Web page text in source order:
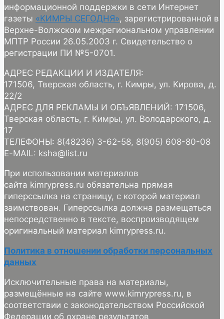
информационной поддержки в сети Интернет
газеты «КИМРЫ СЕГОДНЯ», зарегистрированной в
Верхне-Волжском межрегиональном управлении
МПТР России 26.05.2003 г. Свидетельство о
регистрации ПИ №5-0701.
АДРЕС РЕДАКЦИИ И ИЗДАТЕЛЯ:
171506, Тверская область, г. Кимры, ул. Кирова, д.
22/2
АДРЕС ДЛЯ РЕКЛАМЫ И ОБЪЯВЛЕНИЙ: 171506,
Тверская область, г. Кимры, ул. Володарского, д.
17
ТЕЛЕФОНЫ: 8(48236) 3-62-58, 8(905) 608-80-08
E-MAIL: ksha@list.ru
При использовании материалов
сайта kimrypress.ru обязательна прямая
гиперссылка на страницу, с которой материал
заимствован. Гиперссылка должна размещаться
непосредственно в тексте, воспроизводящем
оригинальный материал kimrypress.ru.
Политика в отношении обработки персональных
данных
Исключительные права на материалы,
размещённые на сайте www.kimrypress.ru, в
соответствии с законодательством Российской
Федерации об охране результатов